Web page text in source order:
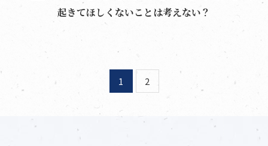
起きてほしくないことは考えない？
1 2